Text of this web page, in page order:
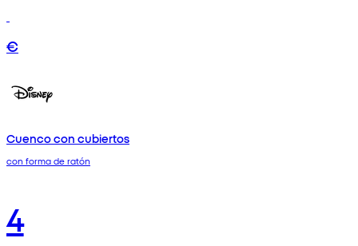
€
Cuenco con cubiertos
con forma de ratón
4